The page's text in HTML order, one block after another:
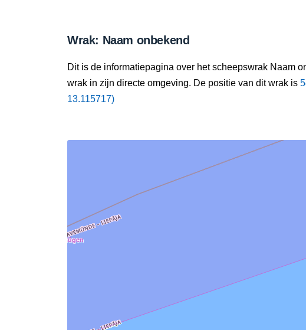
Wrak: Naam onbekend
Dit is de informatiepagina over het scheepswrak Naam
wrak in zijn directe omgeving. De positie van dit wrak is
13.115717)
TSS North of Rügen